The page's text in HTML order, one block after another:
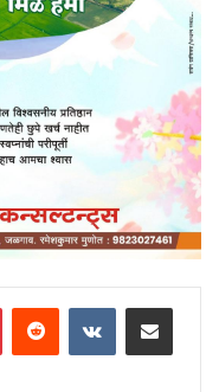
PinterestReddit VKontakteShare via Email